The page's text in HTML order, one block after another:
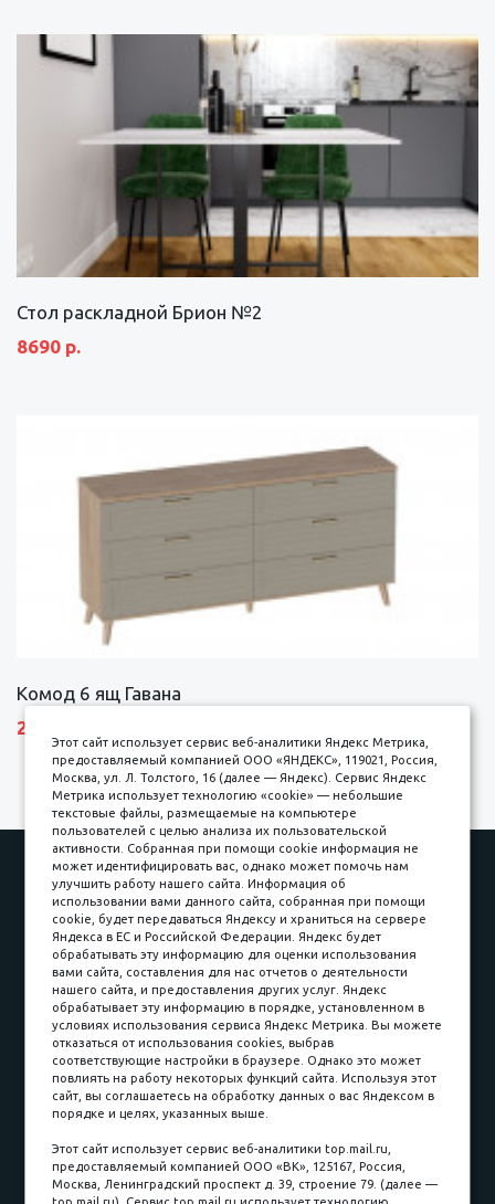
Стол раскладной Брион №2
8690 р.
Комод 6 ящ Гавана
27690 р.
Наши работы
Оплата
Доставка и сборка
Гарантии
Карьера в компании
Контакты
Принимаем к оплате
Наличные
пл. Соляная, 6, стр. 16
8 (3822) 60-70-30
Этот сайт использует сервис веб-аналитики Яндекс Метрика,
предоставляемый компанией ООО «ЯНДЕКС», 119021, Россия,
Москва, ул. Л. Толстого, 16 (далее — Яндекс). Сервис Яндекс
Метрика использует технологию «cookie» — небольшие
текстовые файлы, размещаемые на компьютере
пользователей с целью анализа их пользовательской
активности. Собранная при помощи cookie информация не
может идентифицировать вас, однако может помочь нам
улучшить работу нашего сайта. Информация об
использовании вами данного сайта, собранная при помощи
cookie, будет передаваться Яндексу и храниться на сервере
Яндекса в ЕС и Российской Федерации. Яндекс будет
обрабатывать эту информацию для оценки использования
вами сайта, составления для нас отчетов о деятельности
нашего сайта, и предоставления других услуг. Яндекс
обрабатывает эту информацию в порядке, установленном в
условиях использования сервиса Яндекс Метрика. Вы можете
отказаться от использования cookies, выбрав
соответствующие настройки в браузере. Однако это может
повлиять на работу некоторых функций сайта. Используя этот
сайт, вы соглашаетесь на обработку данных о вас Яндексом в
порядке и целях, указанных выше.
Этот сайт использует сервис веб-аналитики top.mail.ru,
предоставляемый компанией ООО «ВК», 125167, Россия,
Москва, Ленинградский проспект д. 39, строение 79. (далее —